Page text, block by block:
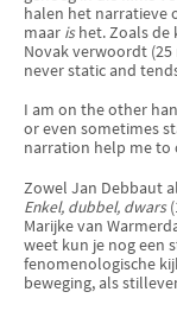
halen het narratieve
maar is het. Zoals de
Novak verwoordt (25
never static and
I am on the other
or even sometimes
narration help me to
Zowel Jan Debbaut
Enkel, dubbel, dwars
Marijke van
weet kun je nog een
fenomenologische
beweging, als